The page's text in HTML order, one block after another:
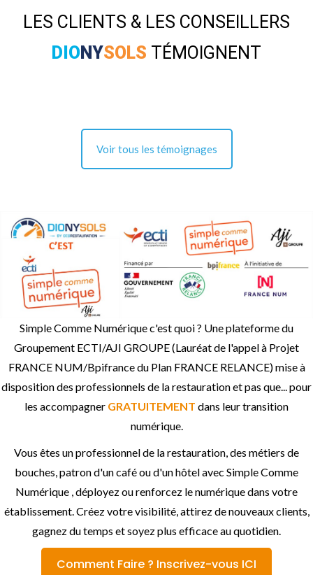
LES CLIENTS & LES CONSEILLERS
DIONYSOLS TÉMOIGNENT
Voir tous les témoignages
Simple Comme Numérique c'est quoi ? Une plateforme du
Groupement ECTI/AJI GROUPE (Lauréat de l'appel à Projet
FRANCE NUM/Bpifrance du Plan FRANCE RELANCE) mise à
disposition des professionnels de la restauration et pas que... pour
les accompagner GRATUITEMENT dans leur transition
numérique.
Vous êtes un professionnel de la restauration, des métiers de
bouches, patron d'un café ou d'un hôtel avec Simple Comme
Numérique , déployez ou renforcez le numérique dans votre
établissement. Créez votre visibilité, attirez de nouveaux clients,
gagnez du temps et soyez plus efficace au quotidien.
Comment Faire ? Inscrivez-vous ICI